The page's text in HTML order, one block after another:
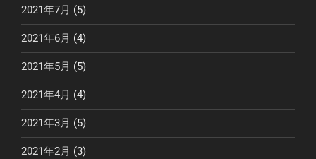
2021年7月 (5)
2021年6月 (4)
2021年5月 (5)
2021年4月 (4)
2021年3月 (5)
2021年2月 (3)